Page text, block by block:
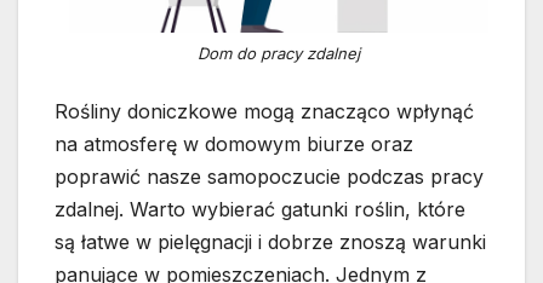
Dom do pracy zdalnej
Rośliny doniczkowe mogą znacząco wpłynąć
na atmosferę w domowym biurze oraz
poprawić nasze samopoczucie podczas pracy
zdalnej. Warto wybierać gatunki roślin, które
są łatwe w pielęgnacji i dobrze znoszą warunki
panujące w pomieszczeniach. Jednym z